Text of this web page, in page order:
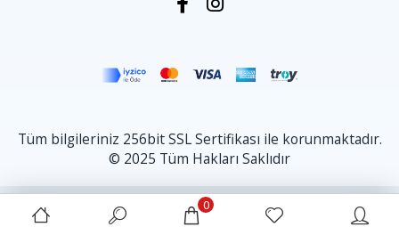
Tüm bilgileriniz 256bit SSL Sertifikası ile korunmaktadır.
© 2025 Tüm Hakları Saklıdır
0